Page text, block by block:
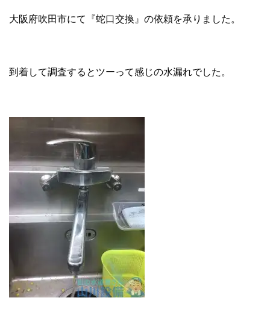
大阪府吹田市にて『蛇口交換』の依頼を承りました。
到着して調査するとツーって感じの水漏れでした。